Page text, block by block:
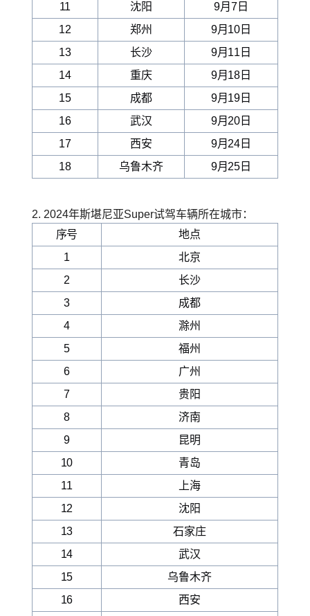
11
沈阳
9月7日
12
郑州
9月10日
13
长沙
9月11日
14
重庆
9月18日
15
成都
9月19日
16
武汉
9月20日
17
西安
9月24日
18
乌鲁木齐 9月25日
2. 2024年斯堪尼亚Super试驾车辆所在城市：
序号
地点
1
北京
2
长沙
3
成都
4
滁州
5
福州
6
广州
7
贵阳
8
济南
9
昆明
10
青岛
11
上海
12
沈阳
13
石家庄
14
武汉
15
乌鲁木齐
16
西安